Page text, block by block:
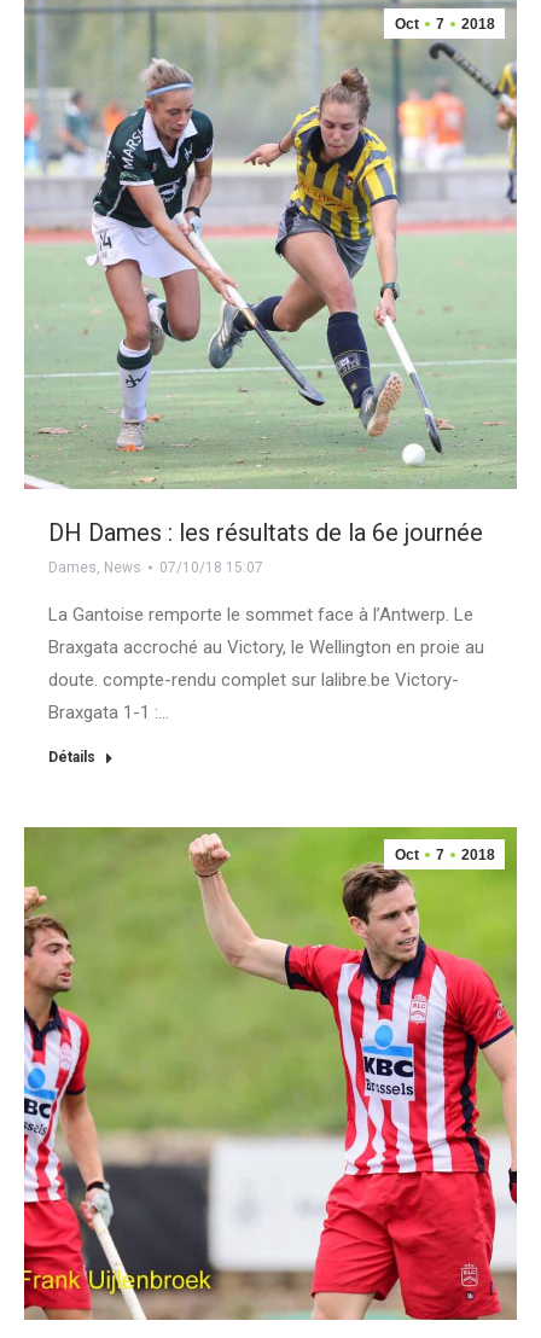
Oct 7 2018
DH Dames : les résultats de la 6e journée
Dames, News 07/10/18 15:07
La Gantoise remporte le sommet face à l’Antwerp. Le
Braxgata accroché au Victory, le Wellington en proie au
doute. compte-rendu complet sur lalibre.be Victory-
Braxgata 1-1 :…
Détails
Oct 7 2018